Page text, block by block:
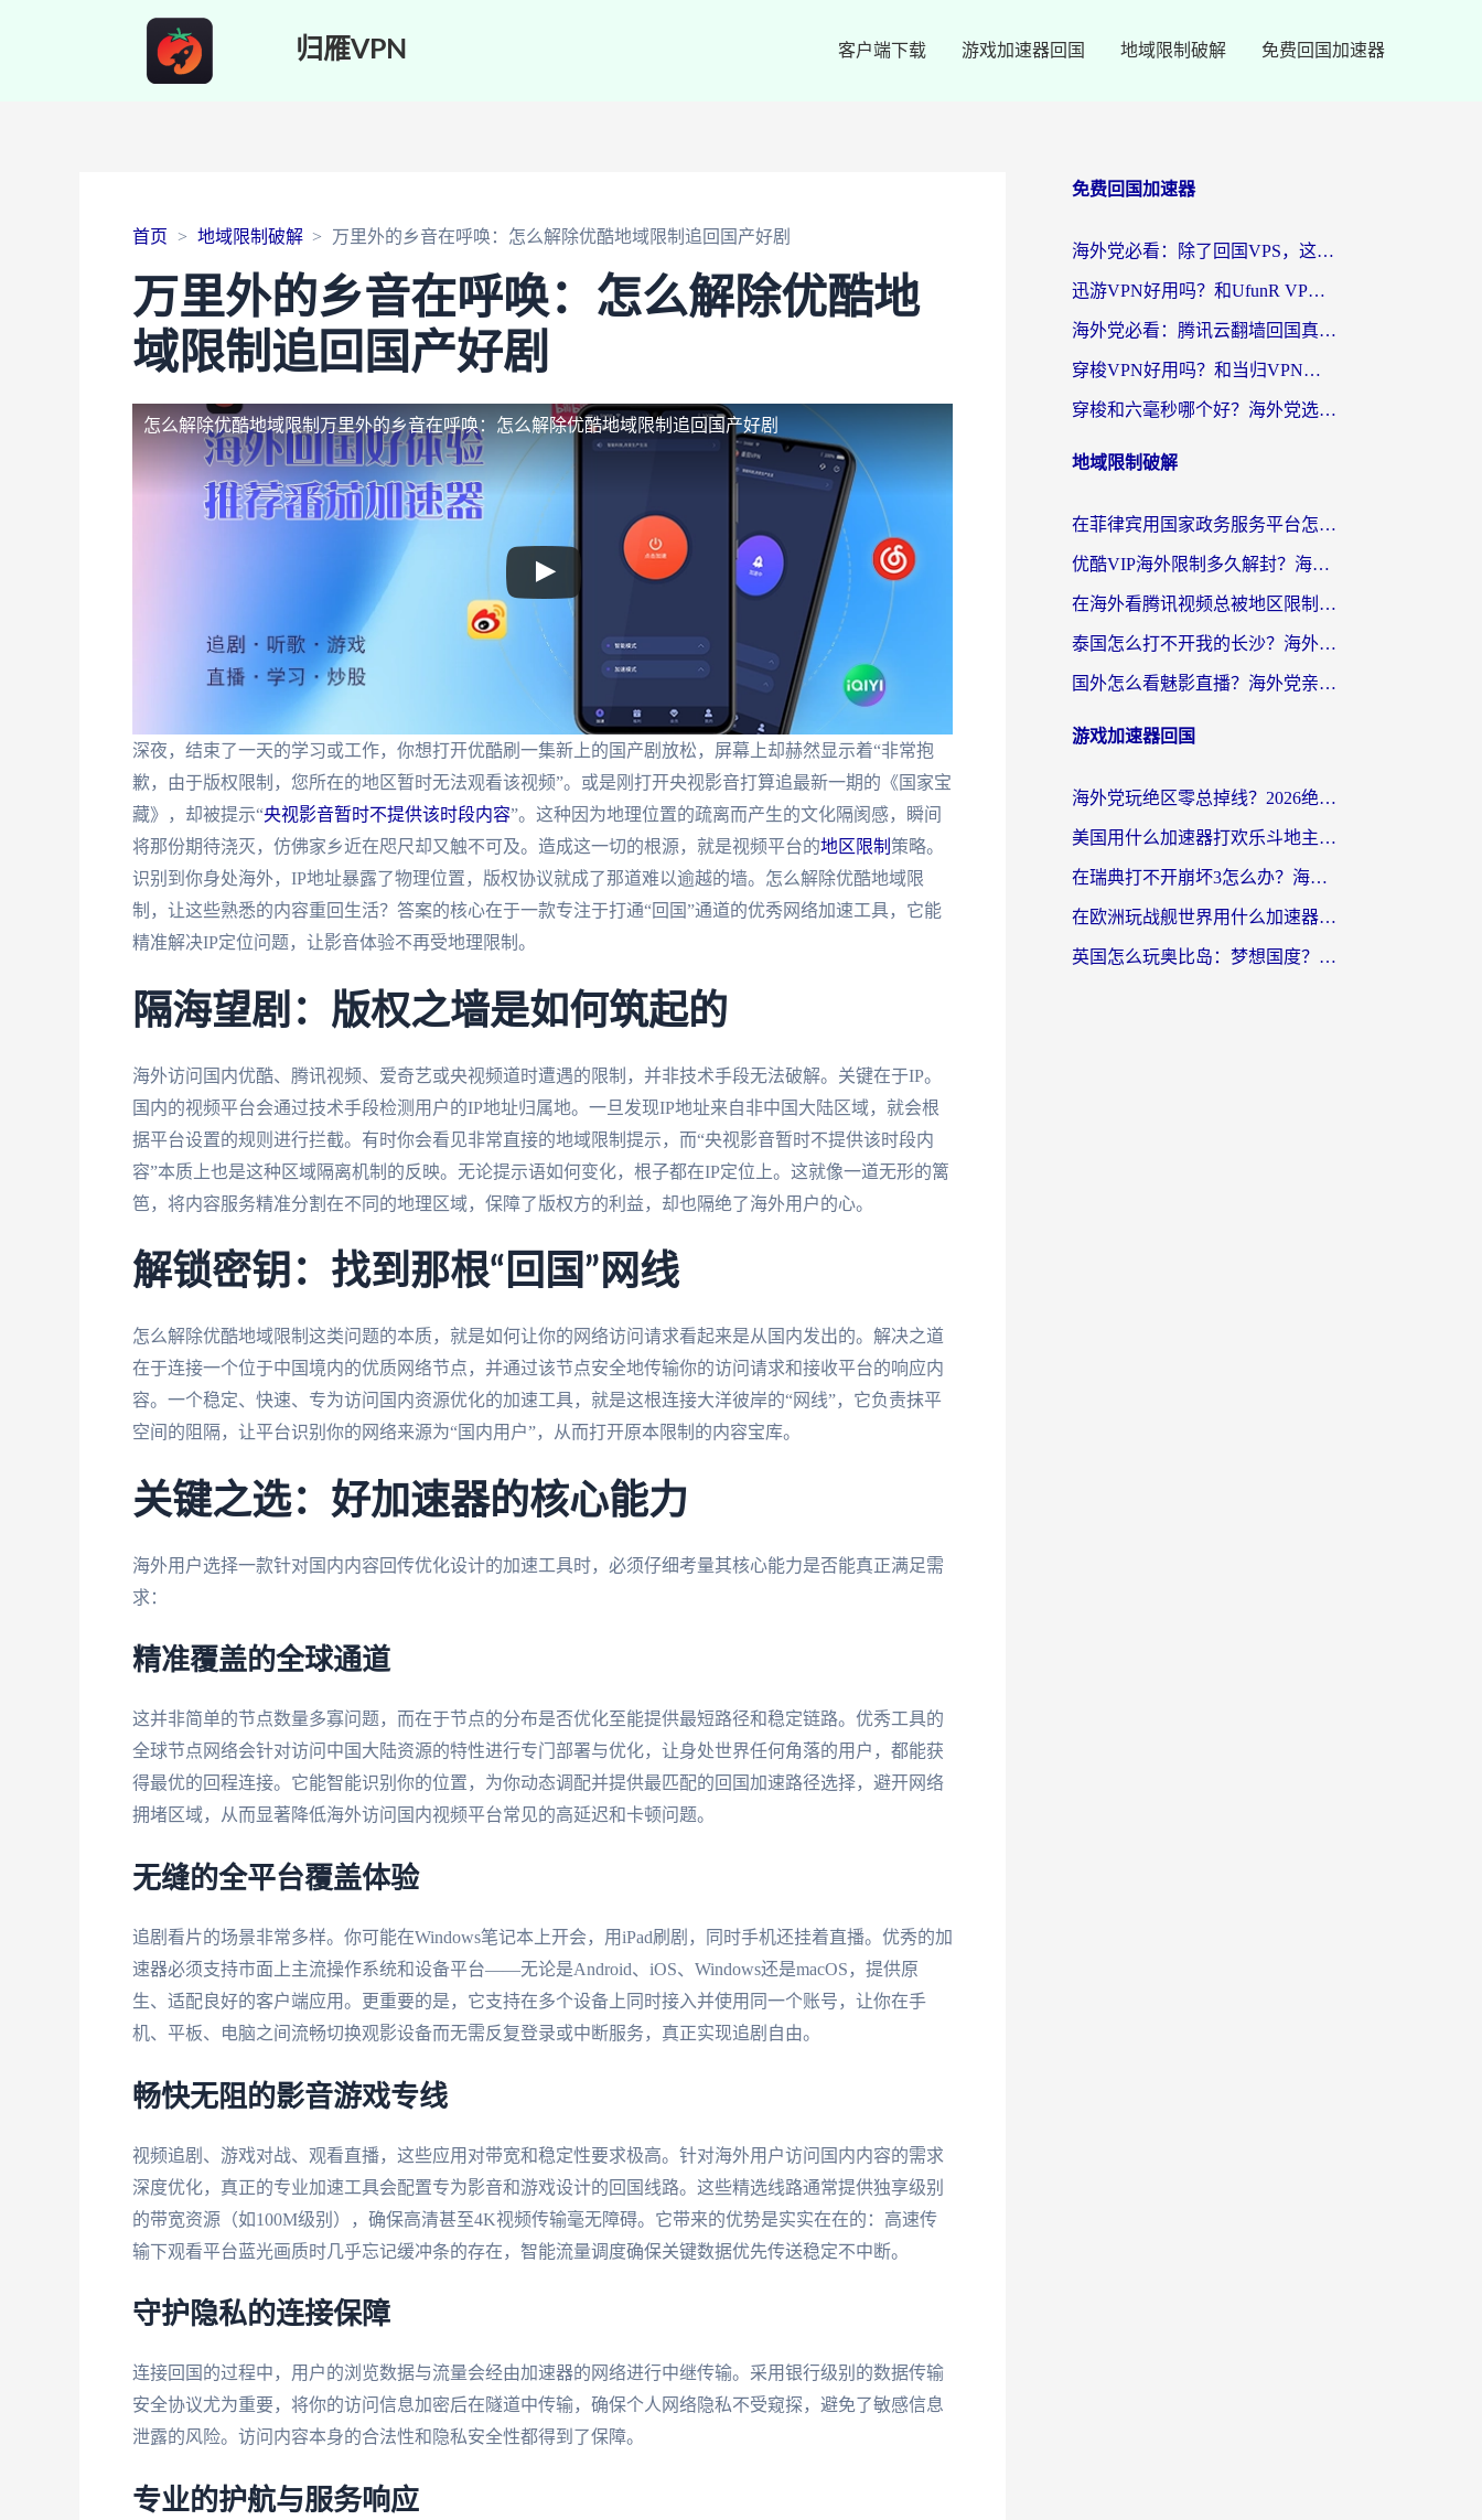
归雁VPN 客户端下载 游戏加速器回国 地域限制破解 免费回国加速器
首页 地域限制破解 万里外的乡音在呼唤：怎么解除优酷地域限制追回国产好剧
万里外的乡音在呼唤：怎么解除优酷地
域限制追回国产好剧
怎么解除优酷地域限制万里外的乡音在呼唤：怎么解除优酷地域限制追回国产好剧
深夜，结束了一天的学习或工作，你想打开优酷刷一集新上的国产剧放松，屏幕上却赫然显示着“非常抱
歉，由于版权限制，您所在的地区暂时无法观看该视频”。或是刚打开央视影音打算追最新一期的《国家宝
藏》，却被提示“央视影音暂时不提供该时段内容”。这种因为地理位置的疏离而产生的文化隔阂感，瞬间
将那份期待浇灭，仿佛家乡近在咫尺却又触不可及。造成这一切的根源，就是视频平台的地区限制 策略。
识别到你身处海外，IP地址暴露了物理位置，版权协议就成了那道难以逾越的墙。怎么解除优酷地域限
制，让这些熟悉的内容重回生活？答案的核心在于一款专注于打通“回国”通道的优秀网络加速工具，它能
精准解决IP定位问题，让影音体验不再受地理限制。
隔海望剧：版权之墙是如何筑起的
海外访问国内优酷、腾讯视频、爱奇艺或央视频道时遭遇的限制，并非技术手段无法破解。关键在于IP。
国内的视频平台会通过技术手段检测用户的IP地址归属地。一旦发现IP地址来自非中国大陆区域，就会根
据平台设置的规则进行拦截。有时你会看见非常直接的地域限制提示，而“央视影音暂时不提供该时段内
容”本质上也是这种区域隔离机制的反映。无论提示语如何变化，根子都在IP定位上。这就像一道无形的篱
笆，将内容服务精准分割在不同的地理区域，保障了版权方的利益，却也隔绝了海外用户的心。
解锁密钥：找到那根“回国”网线
怎么解除优酷地域限制这类问题的本质，就是如何让你的网络访问请求看起来是从国内发出的。解决之道
在于连接一个位于中国境内的优质网络节点，并通过该节点安全地传输你的访问请求和接收平台的响应内
容。一个稳定、快速、专为访问国内资源优化的加速工具，就是这根连接大洋彼岸的“网线”，它负责抹平
空间的阻隔，让平台识别你的网络来源为“国内用户”，从而打开原本限制的内容宝库。
关键之选：好加速器的核心能力
海外用户选择一款针对国内内容回传优化设计的加速工具时，必须仔细考量其核心能力是否能真正满足需
求：
精准覆盖的全球通道
这并非简单的节点数量多寡问题，而在于节点的分布是否优化至能提供最短路径和稳定链路。优秀工具的
全球节点网络会针对访问中国大陆资源的特性进行专门部署与优化，让身处世界任何角落的用户，都能获
得最优的回程连接。它能智能识别你的位置，为你动态调配并提供最匹配的回国加速路径选择，避开网络
拥堵区域，从而显著降低海外访问国内视频平台常见的高延迟和卡顿问题。
无缝的全平台覆盖体验
追剧看片的场景非常多样。你可能在Windows笔记本上开会，用iPad刷剧，同时手机还挂着直播。优秀的加
速器必须支持市面上主流操作系统和设备平台——无论是Android、iOS、Windows还是macOS，提供原
生、适配良好的客户端应用。更重要的是，它支持在多个设备上同时接入并使用同一个账号，让你在手
机、平板、电脑之间流畅切换观影设备而无需反复登录或中断服务，真正实现追剧自由。
畅快无阻的影音游戏专线
视频追剧、游戏对战、观看直播，这些应用对带宽和稳定性要求极高。针对海外用户访问国内内容的需求
深度优化，真正的专业加速工具会配置专为影音和游戏设计的回国线路。这些精选线路通常提供独享级别
的带宽资源（如100M级别），确保高清甚至4K视频传输毫无障碍。它带来的优势是实实在在的：高速传
输下观看平台蓝光画质时几乎忘记缓冲条的存在，智能流量调度确保关键数据优先传送稳定不中断。
守护隐私的连接保障
连接回国的过程中，用户的浏览数据与流量会经由加速器的网络进行中继传输。采用银行级别的数据传输
安全协议尤为重要，将你的访问信息加密后在隧道中传输，确保个人网络隐私不受窥探，避免了敏感信息
泄露的风险。访问内容本身的合法性和隐私安全性都得到了保障。
专业的护航与服务响应
免费回国加速器
海外党必看：除了回国VPS，这样选加速器也能无缝刷国内资源？
迅游VPN好用吗？和UfunR VPN对比哪个回国效果更好？海外党亲测避坑指南
海外党必看：腾讯云翻墙回国真的好用吗？+ 3步选对回国加速器指南
穿梭VPN好用吗？和当归VPN对比哪个回国效果更好？海外党亲测实用指南
穿梭和六毫秒哪个好？海外党选回国加速器的避坑指南，附番茄加速器实测
地域限制破解
在菲律宾用国家政务服务平台怎么把定位修改到中国国内？3步解决+海外看剧听歌全攻略
优酷VIP海外限制多久解封？海外党必看的跨区难题一站式解决指南
在海外看腾讯视频总被地区限制？选对回国加速器，还能解决泰国政务网和蜻蜓FM卡顿问题
泰国怎么打不开我的长沙？海外党追剧看片的破局指南
国外怎么看魅影直播？海外党亲测有效的回国加速指南（附听歌、看央视VIP技巧）
游戏加速器回国
海外党玩绝区零总掉线？2026绝区零加速器推荐+跨平台国服游戏加速攻略
美国用什么加速器打欢乐斗地主？海外党亲测有效的国服游戏加速指南
在瑞典打不开崩坏3怎么办？海外玩家亲测有效的国服游戏加速指南
在欧洲玩战舰世界用什么加速器比较好用？老玩家亲测有效的低延迟方案
英国怎么玩奥比岛：梦想国度？海外党不卡攻略+加速器选择秘籍